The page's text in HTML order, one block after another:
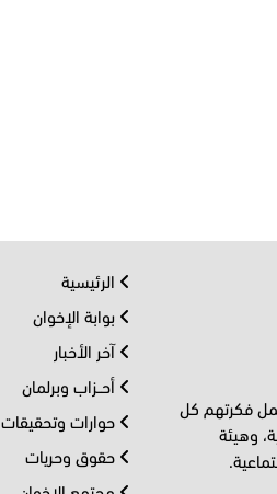
فكرتهم كل
وهيئة
الرئيسية
بوابة الإخوان
آخر الأخبار
أحــزاب وبرلمان
حوارات وتحقيقات
حقوق وحريات